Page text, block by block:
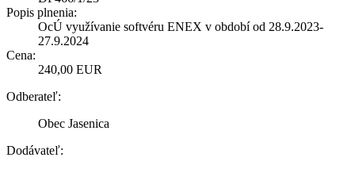
Popis plnenia:
OcÚ využívanie softvéru ENEX v období od 28.9.2023-
27.9.2024
Cena:
240,00 EUR
Odberateľ:
Obec Jasenica
Dodávateľ: